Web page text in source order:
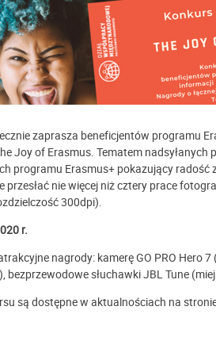
zaprasza beneficjentów programu
Joy of Erasmus. Tematem nadsyłanych
programu Erasmus+ pokazujący radość
nie więcej niż cztery prace
300dpi).
r.
nagrody: kamerę GO PRO Hero 7
słuchawki JBL Tune
są dostępne w aktualnościach na